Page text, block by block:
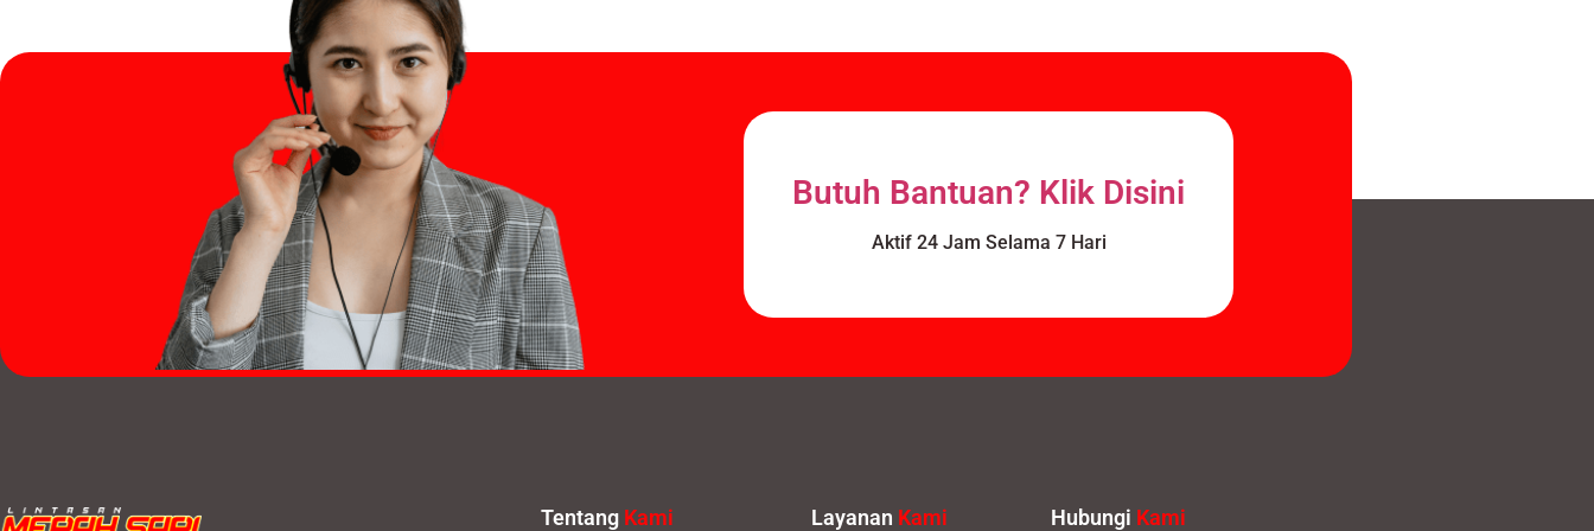
Butuh Bantuan? Klik Disini
Aktif 24 Jam Selama 7 Hari
Tentang Kami Layanan Kami Hubungi Kami